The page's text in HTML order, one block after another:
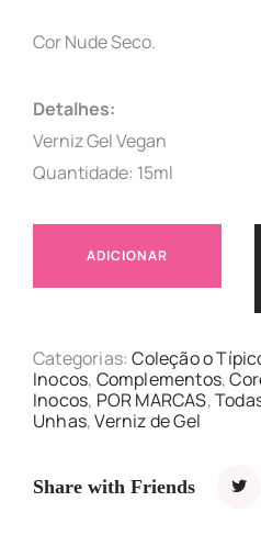
Cor Nude Seco.
Detalhes:
Verniz Gel Vegan
Quantidade: 15ml
ADICIONAR
Categorias:Coleção o
Inocos, Complementos,
Inocos, POR MARCAS,
Unhas,Verniz de Gel
Share with Friends